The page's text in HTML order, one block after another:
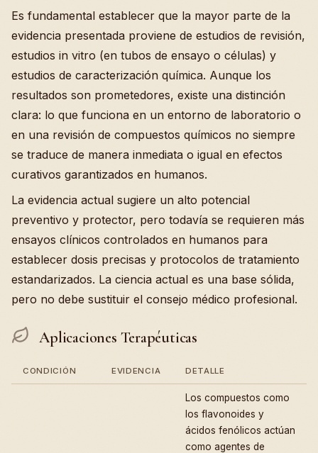
Es fundamental establecer que la mayor parte de la
evidencia presentada proviene de estudios de revisión,
estudios in vitro (en tubos de ensayo o células) y
estudios de caracterización química. Aunque los
resultados son prometedores, existe una distinción
clara: lo que funciona en un entorno de laboratorio o
en una revisión de compuestos químicos no siempre
se traduce de manera inmediata o igual en efectos
curativos garantizados en humanos.
La evidencia actual sugiere un alto potencial
preventivo y protector, pero todavía se requieren más
ensayos clínicos controlados en humanos para
establecer dosis precisas y protocolos de tratamiento
estandarizados. La ciencia actual es una base sólida,
pero no debe sustituir el consejo médico profesional.
Aplicaciones Terapéuticas
CONDICIÓN EVIDENCIA DETALLE
Los compuestos como
los flavonoides y
ácidos fenólicos actúan
como agentes de